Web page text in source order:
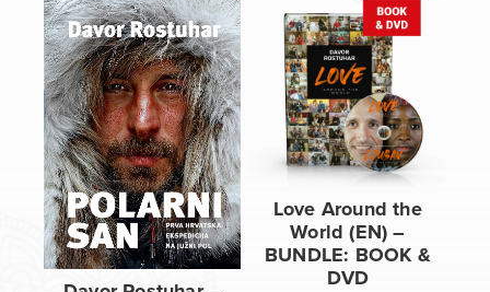
Love Around the
World (EN) –
BUNDLE: BOOK &
DVD